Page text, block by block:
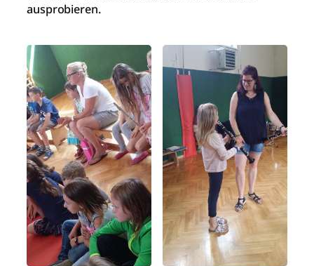
ausprobieren.